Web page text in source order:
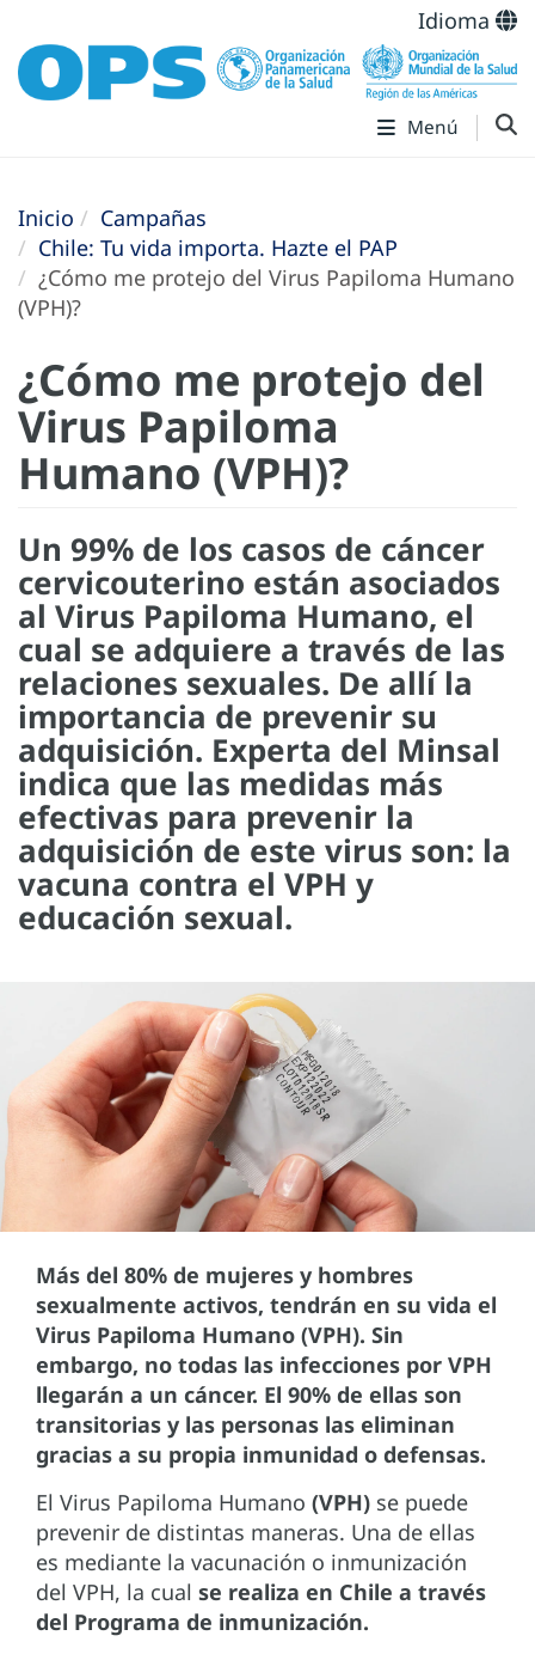
Idioma
Menú
Inicio
Campañas
Chile: Tu vida importa. Hazte el PAP
¿Cómo me protejo del Virus Papiloma Humano
(VPH)?
¿Cómo me protejo del
Virus Papiloma
Humano (VPH)?
Un 99% de los casos de cáncer
cervicouterino están asociados
al Virus Papiloma Humano, el
cual se adquiere a través de las
relaciones sexuales. De allí la
importancia de prevenir su
adquisición. Experta del Minsal
indica que las medidas más
efectivas para prevenir la
adquisición de este virus son: la
vacuna contra el VPH y
educación sexual.
Más del 80% de mujeres y hombres
sexualmente activos, tendrán en su vida el
Virus Papiloma Humano (VPH). Sin
embargo, no todas las infecciones por VPH
llegarán a un cáncer. El 90% de ellas son
transitorias y las personas las eliminan
gracias a su propia inmunidad o defensas.
El Virus Papiloma Humano (VPH) se puede
prevenir de distintas maneras. Una de ellas
es mediante la vacunación o inmunización
del VPH, la cual se realiza en Chile a través
del Programa de inmunización.